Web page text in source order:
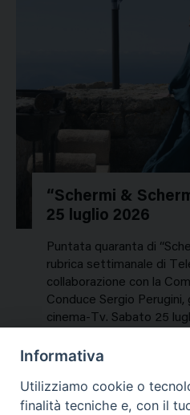
“Schermi &
25 luglio 2026
Puntata quaranta di
rubrica settimanale di
collaborazione con la
Conduce Sergio
cinema-Tv. Sabato 25
NEWS, PERCORSI TEMATICI
Mercoledì 29 Luglio
Informativa
Utilizziamo cookie o
finalità tecniche e, con il